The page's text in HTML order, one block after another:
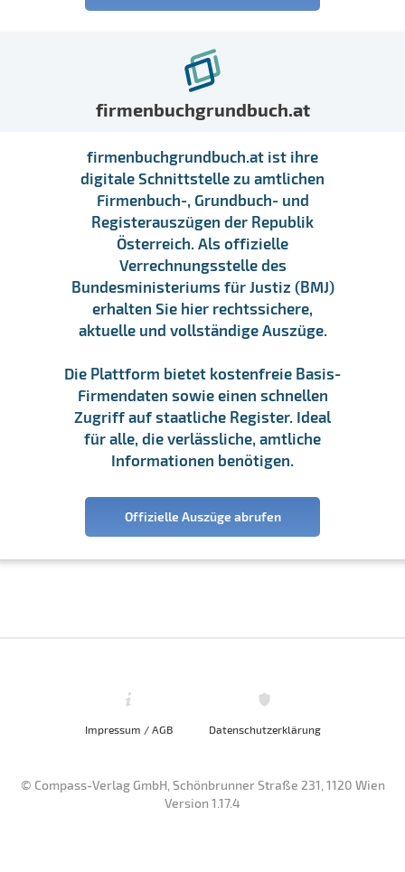
firmenbuchgrundbuch.at
firmenbuchgrundbuch.at ist ihre
digitale Schnittstelle zu amtlichen
Firmenbuch-, Grundbuch- und
Registerauszügen der Republik
Österreich. Als offizielle
Verrechnungsstelle des
Bundesministeriums für Justiz (BMJ)
erhalten Sie hier rechtssichere,
aktuelle und vollständige Auszüge.
Die Plattform bietet kostenfreie Basis-
Firmendaten sowie einen schnellen
Zugriff auf staatliche Register. Ideal
für alle, die verlässliche, amtliche
Informationen benötigen.
Offizielle Auszüge abrufen
Impressum / AGB Datenschutzerklärung
© Compass-Verlag GmbH, Schönbrunner Straße 231, 1120 Wien
Version 1.17.4